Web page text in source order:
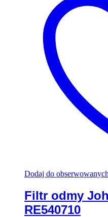
Dodaj do obserwowanych
Filtr odmy
RE540710